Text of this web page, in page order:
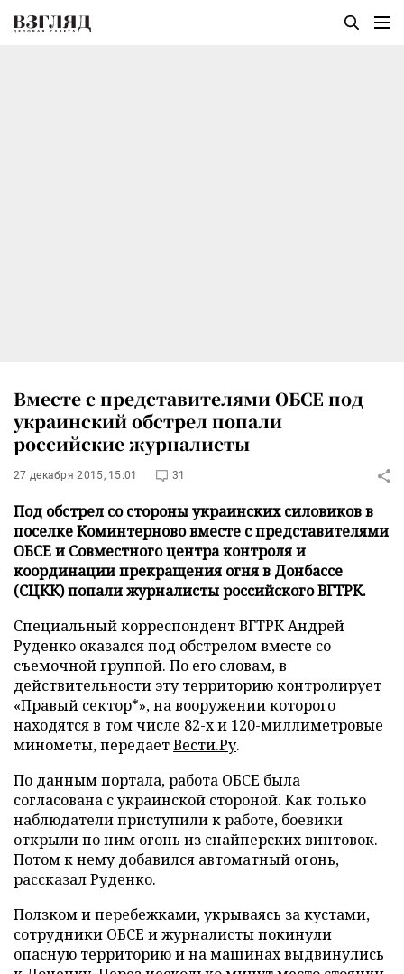
Вместе с представителями ОБСЕ под
украинский обстрел попали
российские журналисты
27 декабря 2015, 15:01 31
Под обстрел со стороны украинских силовиков в
поселке Коминтерново вместе с представителями
ОБСЕ и Совместного центра контроля и
координации прекращения огня в Донбассе
(СЦКК) попали журналисты российского ВГТРК.
Специальный корреспондент ВГТРК Андрей
Руденко оказался под обстрелом вместе со
съемочной группой. По его словам, в
действительности эту территорию контролирует
«Правый сектор*», на вооружении которого
находятся в том числе 82-х и 120-миллиметровые
минометы, передаетВести.Ру.
По данным портала, работа ОБСЕ была
согласована с украинской стороной. Как только
наблюдатели приступили к работе, боевики
открыли по ним огонь из снайперских винтовок.
Потом к нему добавился автоматный огонь,
рассказал Руденко.
Ползком и перебежками, укрываясь за кустами,
сотрудники ОБСЕ и журналисты покинули
опасную территорию и на машинах выдвинулись